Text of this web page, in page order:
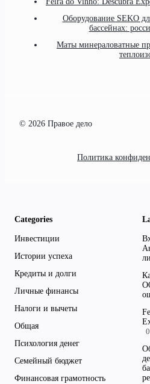
Оборудование SEKO
бассейнах:
Маты минераловатные
© 2026 Правое дело
Политика
Categories
Инвестиции
Истории успеха
Кредиты и долги
Личные финансы
Налоги и вычеты
Общая
Психология денег
Семейный бюджет
Финансовая грамотность